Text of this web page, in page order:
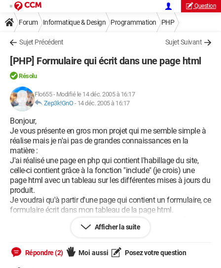
Question
Forum Informatique & Design Programmation PHP
Sujet Précédent Sujet Suivant
[PHP] Formulaire qui écrit dans une page html
Résolu
Flo655- Modifié le 14 déc. 2005 à 16:17
Zep3k!GnO- 14 déc. 2005 à 16:17
Bonjour,
Je vous présente en gros mon projet qui me semble simple à
réalise mais je n'ai pas de grandes connaissances en la
matière :
J'ai réalisé une page en php qui contient l'habillage du site,
celle-ci contient grâce à la fonction "include" (je crois) une
page html avec un tableau sur les différentes mises à jours du
produit.
Je voudrai qu'à partir d'une page qui contient un formulaire, ce
formulaire écrit dans mon tableau de la page html.
Ainsi les clients pourraient voir les mises à jours dans la page
html et moi je n'aurai qu'à mettre à jour grâce au formulaire.
Flo655
Afficher la suite
Répondre (2) Moi aussi Posez votre question